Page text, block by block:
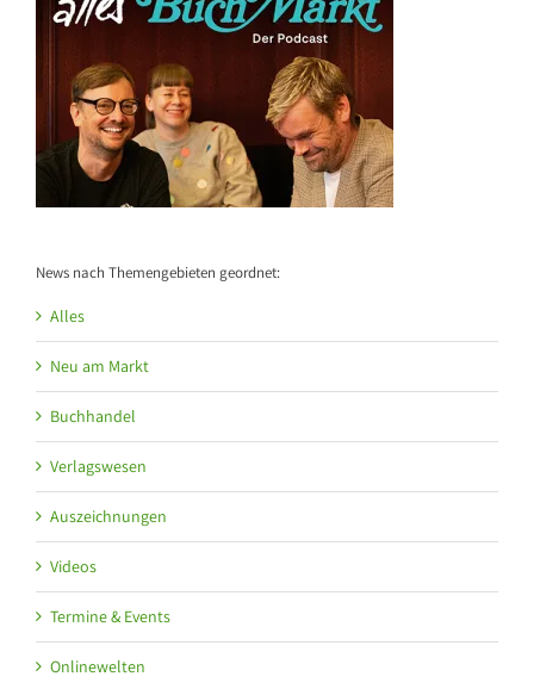
News nach Themengebieten geordnet:
Alles
Neu am Markt
Buchhandel
Verlagswesen
Auszeichnungen
Videos
Termine & Events
Onlinewelten